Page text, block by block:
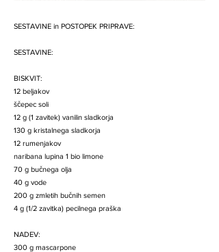
SESTAVINE in POSTOPEK PRIPRAVE:
SESTAVINE:
BISKVIT:
12 beljakov
ščepec soli
12 g (1 zavitek) vanilin sladkorja
130 g kristalnega sladkorja
12 rumenjakov
naribana lupina 1 bio limone
70 g bučnega olja
40 g vode
200 g zmletih bučnih semen
4 g (1/2 zavitka) pecilnega praška
NADEV:
300 g mascarpone